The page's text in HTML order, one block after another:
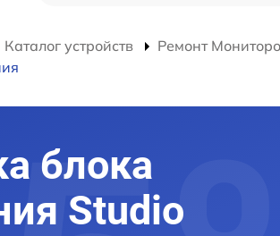
Каталог устройств Ремонт
блока
Studio